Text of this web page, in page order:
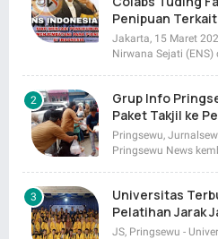
Penipuan
Jakarta, 15 Maret
Nirwana Sejati (ENS)
Grup Info
Paket Takjil ke
Pringsewu,
Pringsewu News
Universitas
Pelatihan Jarak
JS, Pringsewu -